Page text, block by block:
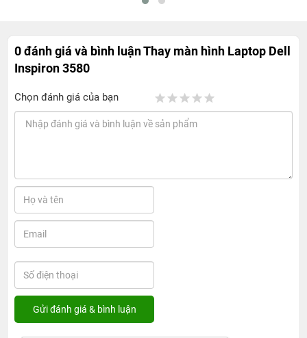
0 đánh giá và bình luậnThay màn hình Laptop Dell
Inspiron 3580
Chọn đánh giá của bạn